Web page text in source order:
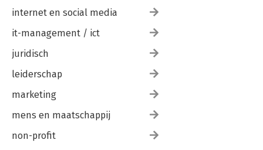
internet en social media
it-management / ict
juridisch
leiderschap
marketing
mens en maatschappij
non-profit